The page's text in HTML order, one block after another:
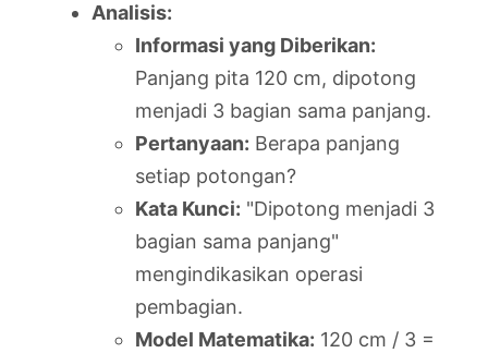
Analisis:
Informasi yang Diberikan:
Panjang pita 120 cm, dipotong
menjadi 3 bagian sama panjang.
Pertanyaan: Berapa panjang
setiap potongan?
Kata Kunci: "Dipotong menjadi 3
bagian sama panjang"
mengindikasikan operasi
pembagian.
Model Matematika: 120 cm / 3 =